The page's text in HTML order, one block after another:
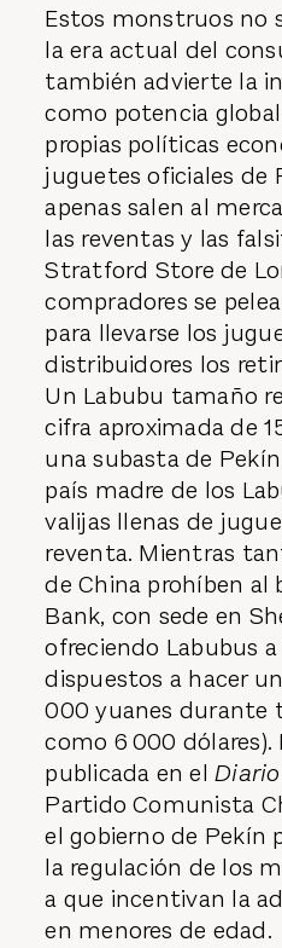
Estos monstruos no
la era actual del
también advierte la
como potencia
propias políticas
juguetes oficiales de
apenas salen al
las reventas y las
Stratford Store de
compradores se
para llevarse los
distribuidores los
Un Labubu tamaño
cifra aproximada de
una subasta de
país madre de los
valijas llenas de
reventa. Mientras
de China prohíben al
Bank, con sede en
ofreciendo Labubus
dispuestos a hacer
000 yuanes durante
como 6 000
publicada en el
Partido Comunista
el gobierno de Pekín
la regulación de los
a que incentivan la
en menores de edad.